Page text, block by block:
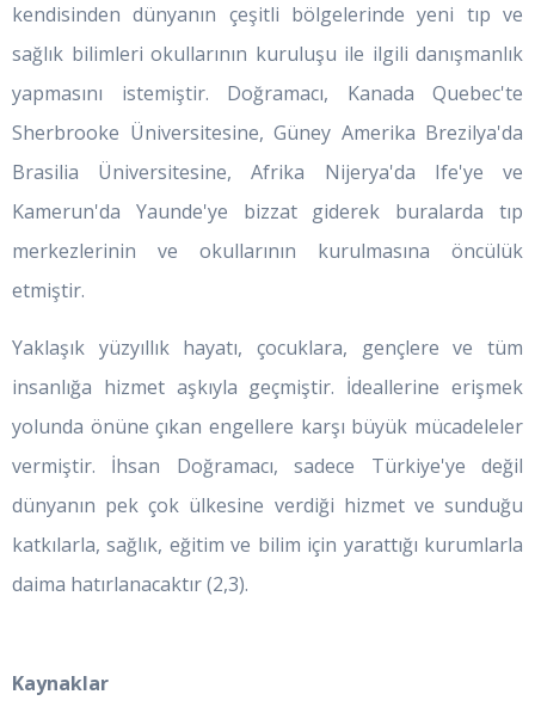
kendisinden dünyanın çeşitli bölgelerinde yeni tıp ve
sağlık bilimleri okullarının kuruluşu ile ilgili danışmanlık
yapmasını istemiştir. Doğramacı, Kanada Quebec'te
Sherbrooke Üniversitesine, Güney Amerika Brezilya'da
Brasilia Üniversitesine, Afrika Nijerya'da Ife'ye ve
Kamerun'da Yaunde'ye bizzat giderek buralarda tıp
merkezlerinin ve okullarının kurulmasına öncülük
etmiştir.
Yaklaşık yüzyıllık hayatı, çocuklara, gençlere ve tüm
insanlığa hizmet aşkıyla geçmiştir. İdeallerine erişmek
yolunda önüne çıkan engellere karşı büyük mücadeleler
vermiştir. İhsan Doğramacı, sadece Türkiye'ye değil
dünyanın pek çok ülkesine verdiği hizmet ve sunduğu
katkılarla, sağlık, eğitim ve bilim için yarattığı kurumlarla
daima hatırlanacaktır (2,3).
Kaynaklar